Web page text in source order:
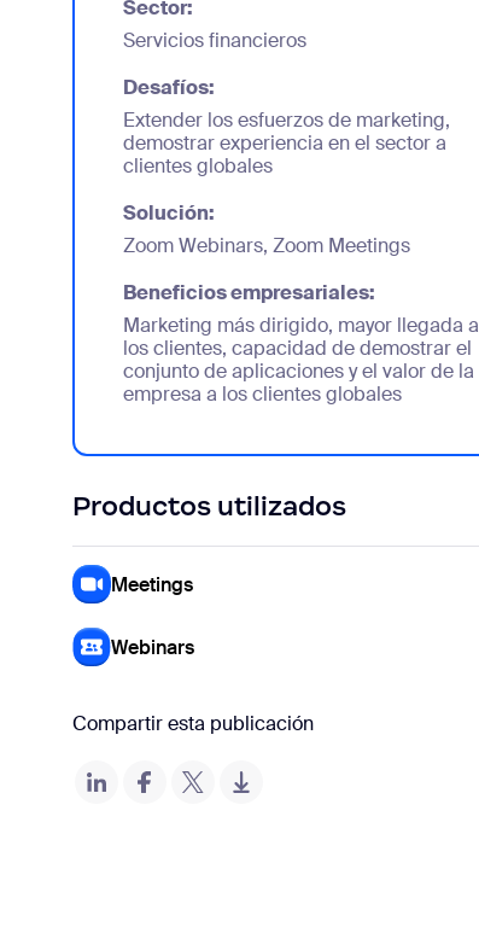
Sector:
Servicios financieros
Desafíos:
Extender los esfuerzos de marketing,
demostrar experiencia en el sector a
clientes globales
Solución:
Zoom Webinars, Zoom Meetings
Beneficios empresariales:
Marketing más dirigido, mayor llegada a
los clientes, capacidad de demostrar el
conjunto de aplicaciones y el valor de la
empresa a los clientes globales
Productos utilizados
Meetings
Webinars
Compartir esta publicación